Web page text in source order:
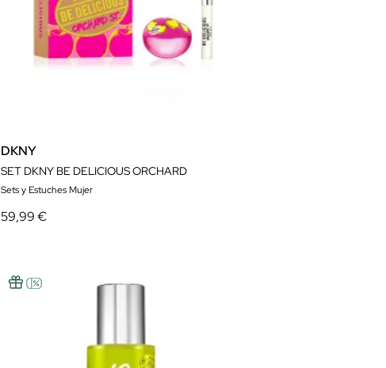
DKNY
SET DKNY BE DELICIOUS ORCHARD
Sets y Estuches Mujer
59,99 €